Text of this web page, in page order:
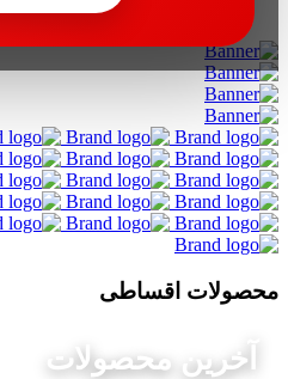
محصولات اقساطی
آخرین محصولات